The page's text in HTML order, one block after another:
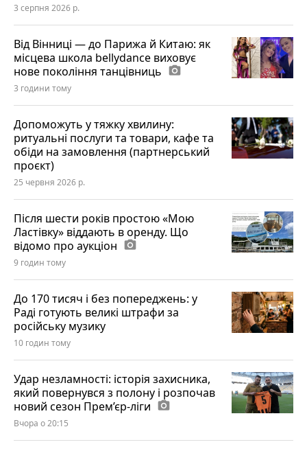
3 серпня 2026 р.
Від Вінниці — до Парижа й Китаю: як
місцева школа bellydance виховує
нове покоління танцівниць photo_camera
3 години тому
Допоможуть у тяжку хвилину:
ритуальні послуги та товари, кафе та
обіди на замовлення (партнерський
проєкт)
25 червня 2026 р.
Після шести років простою «Мою
Ластівку» віддають в оренду. Що
відомо про аукціон photo_camera
9 годин тому
До 170 тисяч і без попереджень: у
Раді готують великі штрафи за
російську музику
10 годин тому
Удар незламності: історія захисника,
який повернувся з полону і розпочав
новий сезон Прем’єр-ліги photo_camera
Вчора о 20:15